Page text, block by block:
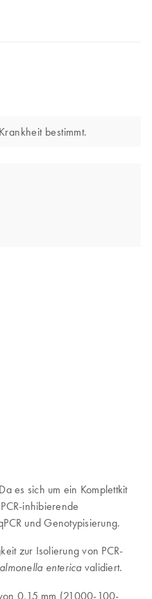
bestimmt.
es sich um ein Komplettkit
inhibierende
und Genotypisierung.
zur Isolierung von PCR-
enterica validiert.
0,15 mm (21000-100-